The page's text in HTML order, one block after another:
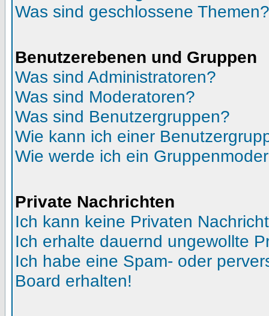
Was sind geschlossene Themen?
Benutzerebenen und Gruppen
Was sind Administratoren?
Was sind Moderatoren?
Was sind Benutzergruppen?
Wie kann ich einer
Wie werde ich ein
Private Nachrichten
Ich kann keine Privaten
Ich erhalte dauernd ungewollte
Ich habe eine Spam- oder
Board erhalten!